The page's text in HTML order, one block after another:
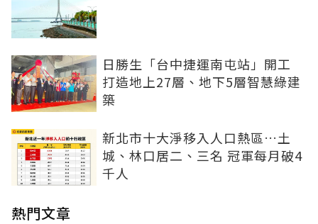
日勝生「台中捷運南屯站」開工
打造地上27層、地下5層智慧綠建
築
新北市十大淨移入人口熱區…土
城、林口居二、三名 冠軍每月破4
千人
熱門文章